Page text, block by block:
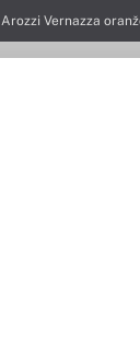
Arozzi Vernazza